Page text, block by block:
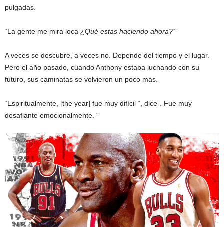
pulgadas.
“La gente me mira loca ¿Qué estas haciendo ahora?“”
A veces se descubre, a veces no. Depende del tiempo y el lugar.
Pero el año pasado, cuando Anthony estaba luchando con su
futuro, sus caminatas se volvieron un poco más.
“Espiritualmente, [the year] fue muy difícil “, dice”. Fue muy
desafiante emocionalmente. “